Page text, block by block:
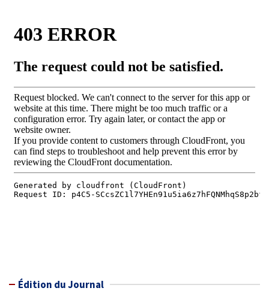
Édition du Journal